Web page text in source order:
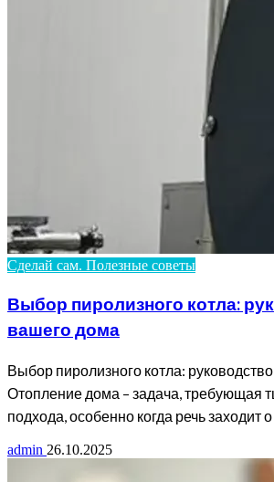
Сделай сам. Полезные советы
Выбор пиролизного котла:
вашего дома
Выбор пиролизного котла:
Отопление дома – задача, требующая
подхода, особенно когда речь заходит
admin 26.10.2025